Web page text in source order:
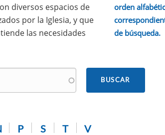
diversos espacios de
por la Iglesia, y que
las necesidades
orden
de búsqueda.
P S T V